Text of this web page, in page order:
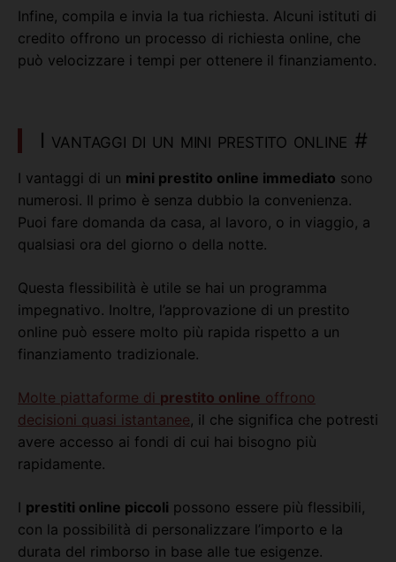
Infine, compila e invia la tua richiesta. Alcuni istituti di
credito offrono un processo di richiesta online, che
può velocizzare i tempi per ottenere il finanziamento.
I vantaggi di un mini prestito online #
I vantaggi di un mini prestito online immediato sono
numerosi. Il primo è senza dubbio la convenienza.
Puoi fare domanda da casa, al lavoro, o in viaggio, a
qualsiasi ora del giorno o della notte.
Questa flessibilità è utile se hai un programma
impegnativo. Inoltre, l’approvazione di un prestito
online può essere molto più rapida rispetto a un
finanziamento tradizionale.
Molte piattaforme di prestito online offrono
decisioni quasi istantanee, il che significa che potresti
avere accesso ai fondi di cui hai bisogno più
rapidamente.
I prestiti online piccoli possono essere più flessibili,
con la possibilità di personalizzare l’importo e la
durata del rimborso in base alle tue esigenze.